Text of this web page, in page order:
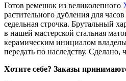
Готов ремешок из великолепного
растительного дубления для часов
седельная строчка. Брутальный
в нашей мастерской стальная
керамическим инициалом
передать по наследству. Сделано,
Хотите себе? Заказы